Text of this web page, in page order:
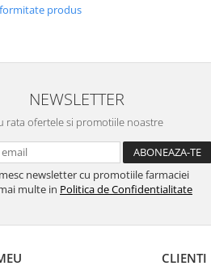
produs
NEWSLETTER
rata ofertele si promotiile noastre
newsletter cu promotiile farmaciei
multe in Politica de Confidentialitate
CLIENTI